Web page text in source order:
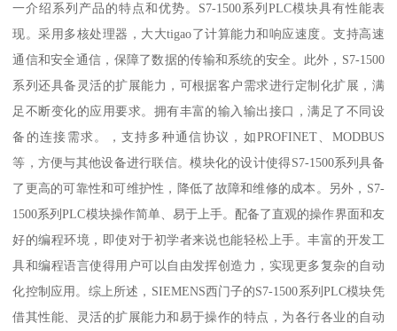
一介绍系列产品的特点和优势。S7-1500系列PLC模块具有性能表
现。采用多核处理器，大大tigao了计算能力和响应速度。支持高速
通信和安全通信，保障了数据的传输和系统的安全。此外，S7-1500
系列还具备灵活的扩展能力，可根据客户需求进行定制化扩展，满
足不断变化的应用要求。拥有丰富的输入输出接口，满足了不同设
备的连接需求。，支持多种通信协议，如PROFINET、MODBUS
等，方便与其他设备进行联信。模块化的设计使得S7-1500系列具备
了更高的可靠性和可维护性，降低了故障和维修的成本。另外，S7-
1500系列PLC模块操作简单、易于上手。配备了直观的操作界面和友
好的编程环境，即使对于初学者来说也能轻松上手。丰富的开发工
具和编程语言使得用户可以自由发挥创造力，实现更多复杂的自动
化控制应用。综上所述，SIEMENS西门子的S7-1500系列PLC模块凭
借其性能、灵活的扩展能力和易于操作的特点，为各行各业的自动